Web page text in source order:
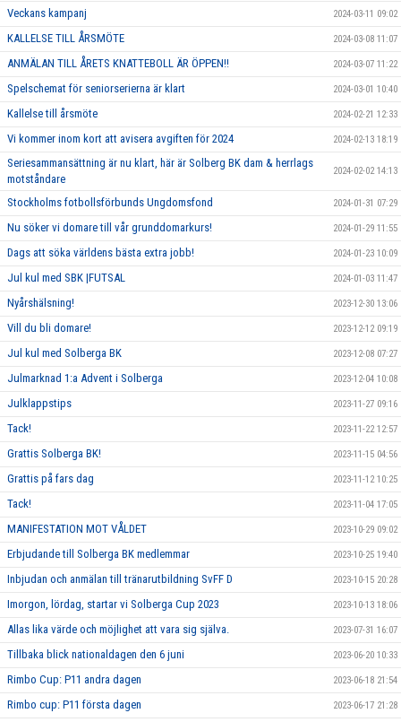
Veckans kampanj 2024-03-11 09:02
KALLELSE TILL ÅRSMÖTE 2024-03-08 11:07
ANMÄLAN TILL ÅRETS KNATTEBOLL ÄR ÖPPEN!! 2024-03-07 11:22
Spelschemat för seniorserierna är klart 2024-03-01 10:40
Kallelse till årsmöte 2024-02-21 12:33
Vi kommer inom kort att avisera avgiften för 2024 2024-02-13 18:19
Seriesammansättning är nu klart, här är Solberg BK dam & herrlags
motståndare
2024-02-02 14:13
Stockholms fotbollsförbunds Ungdomsfond 2024-01-31 07:29
Nu söker vi domare till vår grunddomarkurs! 2024-01-29 11:55
Dags att söka världens bästa extra jobb! 2024-01-23 10:09
Jul kul med SBK |FUTSAL 2024-01-03 11:47
Nyårshälsning! 2023-12-30 13:06
Vill du bli domare! 2023-12-12 09:19
Jul kul med Solberga BK 2023-12-08 07:27
Julmarknad 1:a Advent i Solberga 2023-12-04 10:08
Julklappstips 2023-11-27 09:16
Tack! 2023-11-22 12:57
Grattis Solberga BK! 2023-11-15 04:56
Grattis på fars dag 2023-11-12 10:25
Tack! 2023-11-04 17:05
MANIFESTATION MOT VÅLDET 2023-10-29 09:02
Erbjudande till Solberga BK medlemmar 2023-10-25 19:40
Inbjudan och anmälan till tränarutbildning SvFF D 2023-10-15 20:28
Imorgon, lördag, startar vi Solberga Cup 2023 2023-10-13 18:06
Allas lika värde och möjlighet att vara sig själva. 2023-07-31 16:07
Tillbaka blick nationaldagen den 6 juni 2023-06-20 10:33
Rimbo Cup: P11 andra dagen 2023-06-18 21:54
Rimbo cup: P11 första dagen 2023-06-17 21:28